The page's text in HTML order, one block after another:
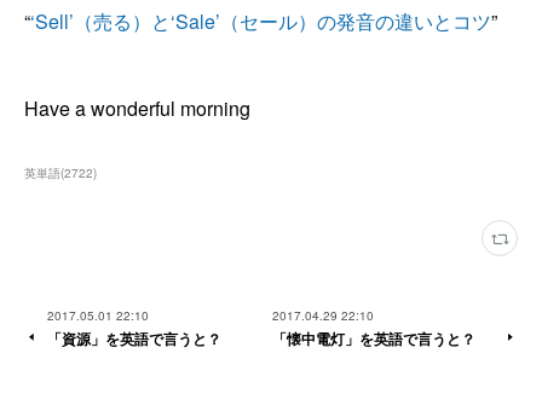
“‘Sell’（売る）と‘Sale’（セール）の発音の違いとコツ”
Have a wonderful morning
英単語(2722)
2017.05.01 22:10
「資源」を英語で言うと？
2017.04.29 22:10
「懐中電灯」を英語で言うと？